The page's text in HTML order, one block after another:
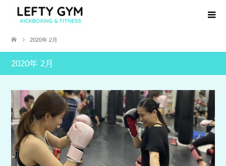
2020年 2月
2020年 2月